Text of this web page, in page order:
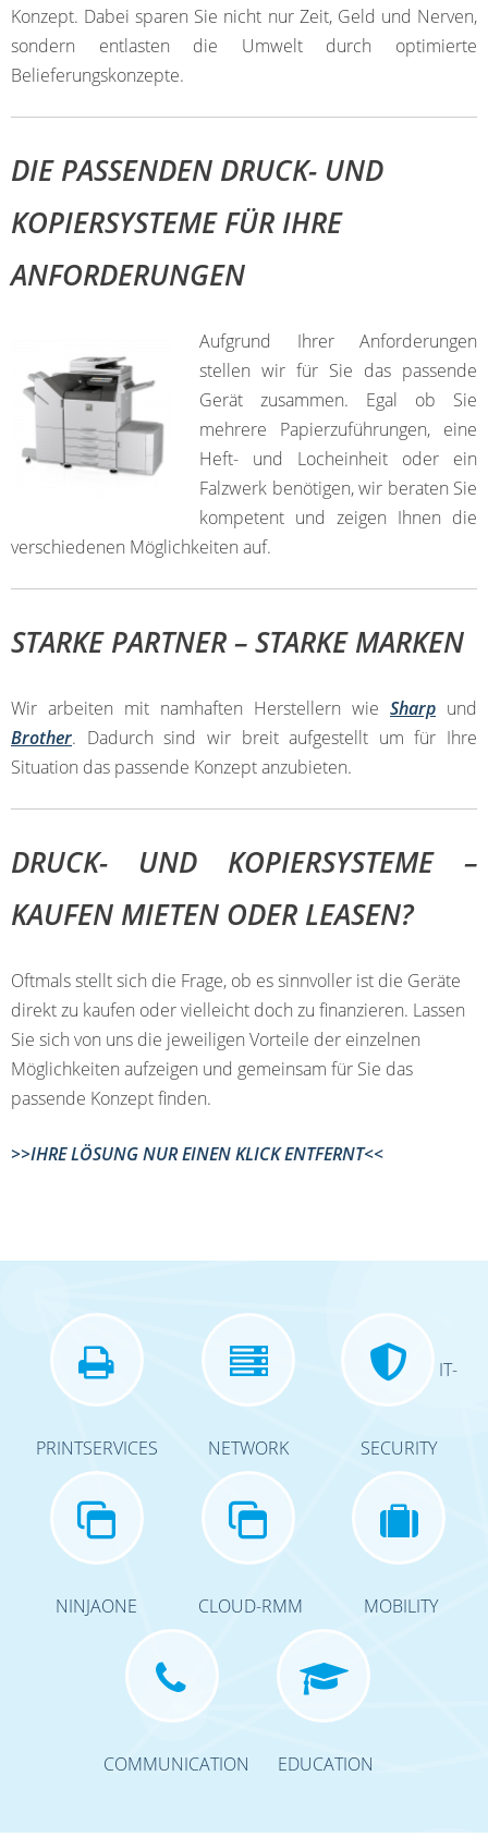
Konzept. Dabei sparen Sie nicht nur Zeit, Geld und Nerven,
sondern entlasten die Umwelt durch optimierte
Belieferungskonzepte.
DIE PASSENDEN DRUCK- UND
KOPIERSYSTEME FÜR IHRE
ANFORDERUNGEN
Aufgrund Ihrer Anforderungen
stellen wir für Sie das passende
Gerät zusammen. Egal ob Sie
mehrere Papierzuführungen, eine
Heft- und Locheinheit oder ein
Falzwerk benötigen, wir beraten Sie
kompetent und zeigen Ihnen die
verschiedenen Möglichkeiten auf.
STARKE PARTNER – STARKE MARKEN
Wir arbeiten mit namhaften Herstellern wie Sharp und
Brother. Dadurch sind wir breit aufgestellt um für Ihre
Situation das passende Konzept anzubieten.
DRUCK- UND KOPIERSYSTEME –
KAUFEN MIETEN ODER LEASEN?
Oftmals stellt sich die Frage, ob es sinnvoller ist die Geräte
direkt zu kaufen oder vielleicht doch zu finanzieren. Lassen
Sie sich von uns die jeweiligen Vorteile der einzelnen
Möglichkeiten aufzeigen und gemeinsam für Sie das
passende Konzept finden.
>>IHRE LÖSUNG NUR EINEN KLICK ENTFERNT<<
PRINTSERVICES NETWORK
IT-
SECURITY
NINJAONE CLOUD-RMM MOBILITY
COMMUNICATION EDUCATION